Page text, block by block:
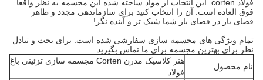
فولاد corten. این انتخاب از مواد ساخته شده این مجسمه به نظر واقعا
فوق العاده است. آن را انتخاب کنید برای سازماندهی مجدد و ظاهر
فضای باز در فضای باز شما شیک تر و آینده نگر!
تمام ویژگی های مجسمه سازی سفارشی شده است. برای بحث و تبادل
نظر برای بهترین مجسمه برای ما تماس بگیرید
نام محصول
هنر کلاسیک مدرن Corten مجسمه سازی تزئینی باغ
فولاد